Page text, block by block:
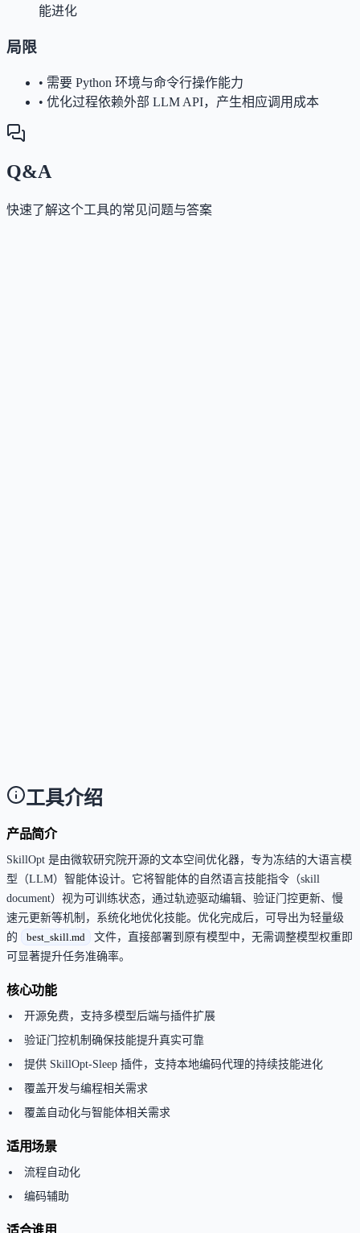
能进化
局限
• 需要 Python 环境与命令行操作能力
• 优化过程依赖外部 LLM API，产生相应调用成本
Q&A
快速了解这个工具的常见问题与答案
工具介绍
产品简介
SkillOpt 是由微软研究院开源的文本空间优化器，专为冻结的大语言模
型（LLM）智能体设计。它将智能体的自然语言技能指令（skill
document）视为可训练状态，通过轨迹驱动编辑、验证门控更新、慢
速元更新等机制，系统化地优化技能。优化完成后，可导出为轻量级
的
best_skill.md
文件，直接部署到原有模型中，无需调整模型权重即
可显著提升任务准确率。
核心功能
开源免费，支持多模型后端与插件扩展
验证门控机制确保技能提升真实可靠
提供 SkillOpt-Sleep 插件，支持本地编码代理的持续技能进化
覆盖开发与编程相关需求
覆盖自动化与智能体相关需求
适用场景
流程自动化
编码辅助